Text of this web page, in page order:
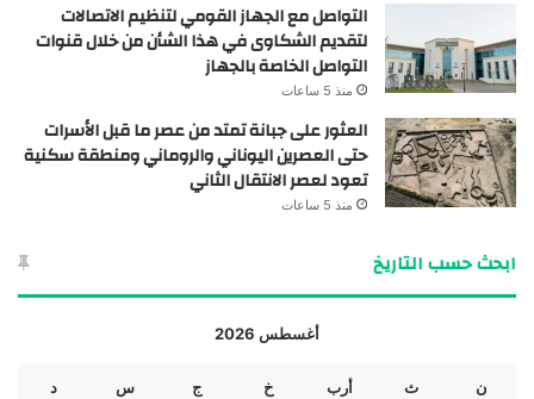
التواصل مع الجهاز القومي لتنظيم الاتصالات
لتقديم الشكاوى في هذا الشأن من خلال قنوات
التواصل الخاصة بالجهاز
منذ 5 ساعات
العثور على جبانة تمتد من عصر ما قبل الأسرات
حتى العصرين اليوناني والروماني ومنطقة سكنية
تعود لعصر الانتقال الثاني
منذ 5 ساعات
ابحث حسب التاريخ
أغسطس 2026
ن ث أرب خ ج س د